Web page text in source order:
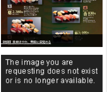
【朗報】美樹さやか、愛国に目覚める